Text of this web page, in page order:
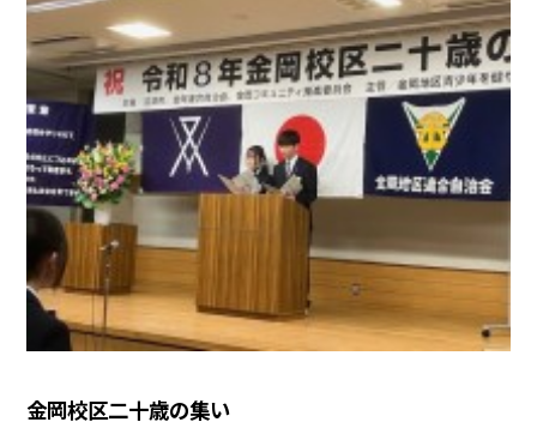
金岡校区二十歳の集い